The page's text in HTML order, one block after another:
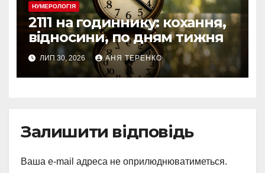
НУМЕРОЛОГІЯ
2111 на годиннику: кохання,
відносини, по дням тижня
ЛИП 30, 2026 АНЯ ТЕРЕНКО
Залишити відповідь
Ваша e-mail адреса не оприлюднюватиметься.